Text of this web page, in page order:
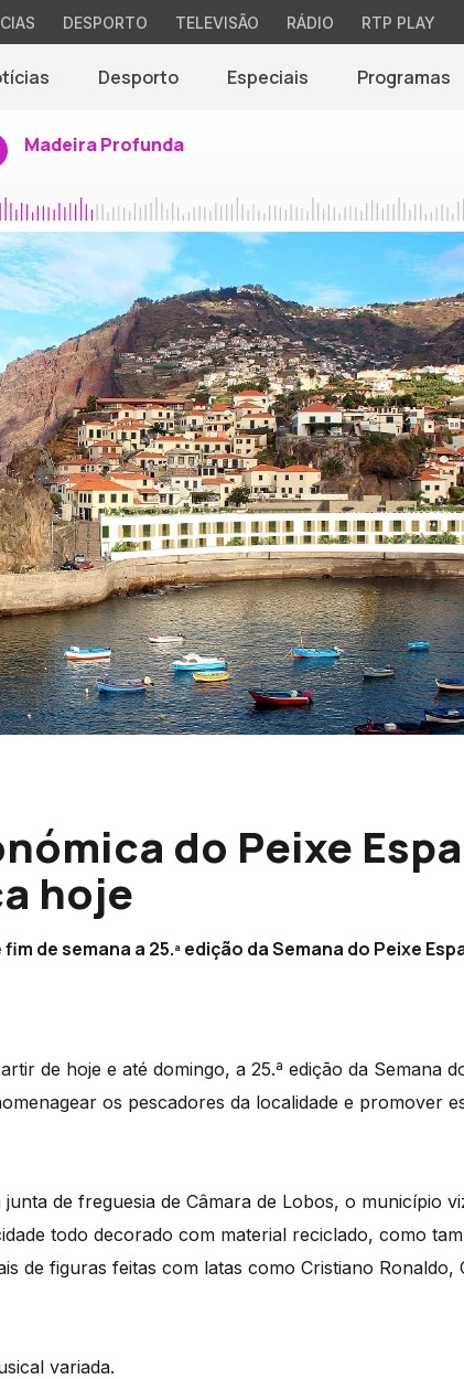
DESPORTO TELEVISÃO RÁDIO RTP PLAY
Desporto Especiais Programas
Madeira Profunda
do Peixe
hoje
de semana a 25.ª edição da Semana do Peixe
de hoje e até domingo, a 25.ª edição da Semana
os pescadores da localidade e promover
de freguesia de Câmara de Lobos, o município
todo decorado com material reciclado, como
de figuras feitas com latas como Cristiano Ronaldo,
variada.